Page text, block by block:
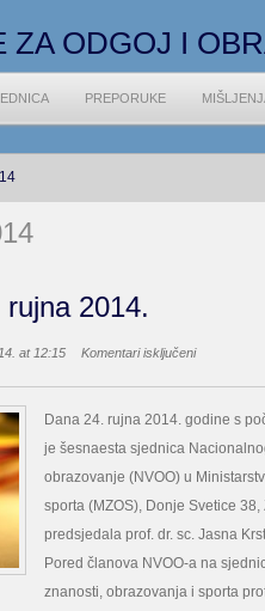
ZA ODGOJ I
PREPORUKE
2014.
at 12:15 Komentari isključeniza
sjednica,
24.
2014.
Dana 24. rujna 2014. godine s
je šesnaesta sjednica
obrazovanje (NVOO) u
sporta (MZOS), Donje Svetice
predsjedala prof. dr. sc. Jasna
Pored članova NVOO-a na
znanosti, obrazovanja i sporta